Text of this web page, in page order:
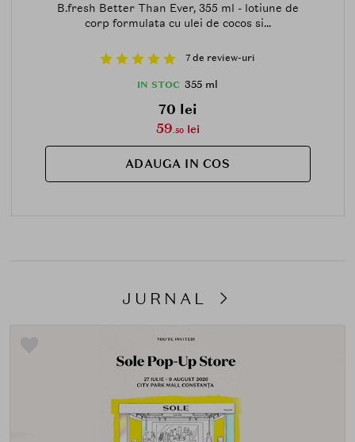
B.fresh Better Than Ever, 355 ml - lotiune de
corp formulata cu ulei de cocos si...
7 de review-uri
IN STOC 355 ml
70 lei
59.50lei
ADAUGA IN COS
JURNAL